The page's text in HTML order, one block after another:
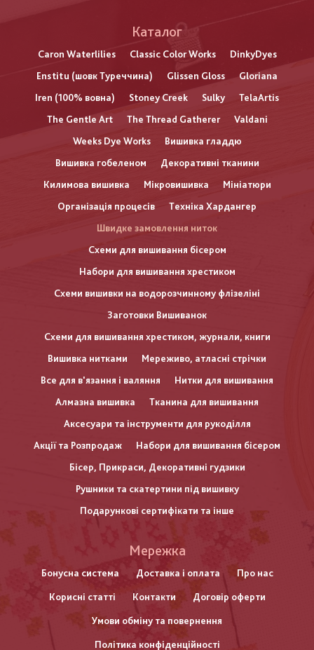
Каталог
Caron Waterlilies Classic Color Works
DinkyDyes
Enstitu (шовк Туреччина)
Glissen Gloss
Gloriana
Iren (100% вовна)
Stoney Creek Sulky
TelaArtis
The Gentle Art
The Thread Gatherer
Valdani
Weeks Dye Works
Вишивка гладдю
Вишивка гобеленом
Декоративні тканини
Килимова вишивка
Мікровишивка
Мініатюри
Організація процесів
Техніка Хардангер
Швидке замовлення ниток
Схеми для вишивання бісером
Набори для вишивання хрестиком
Схеми вишивки на водорозчинному флізеліні
Заготовки Вишиванок
Схеми для вишивання хрестиком, журнали, книги
Вишивка нитками
Мереживо, атласні стрічки
Все для в'язання і валяння
Нитки для вишивання
Алмазна вишивка
Тканина для вишивання
Аксесуари та інструменти для рукоділля
Акції та Розпродаж
Набори для вишивання бісером
Бісер, Прикраси, Декоративні гудзики
Рушники та скатертини під вишивку
Подарункові сертифікати та інше
нижнього
колонтитулу
Мережка
Бонусна система Доставка і оплата Про нас
Корисні статті Контакти Договір оферти
Умови обміну та повернення
Політика конфіденційності